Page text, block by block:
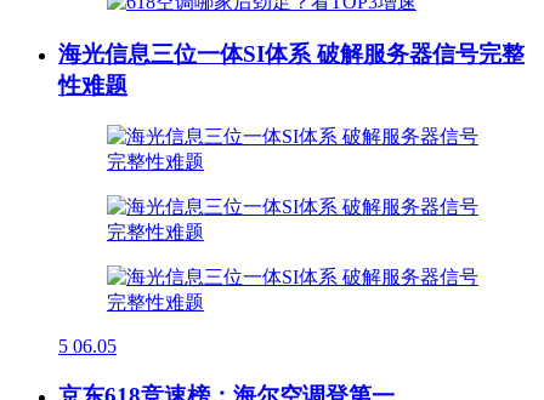
海光信息三位一体SI体系 破解服务器信号完整
性难题
5 06.05